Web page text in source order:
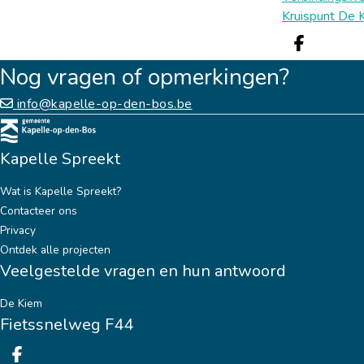
Kruispunt De
Deel
Nog vragen of opmerkingen?
info@kapelle-op-den-bos.be
Kapelle Spreekt
Wat is Kapelle Spreekt?
Contacteer ons
Privacy
Ontdek alle projecten
Veelgestelde vragen en hun antwoord
De Kiem
Fietssnelweg F44